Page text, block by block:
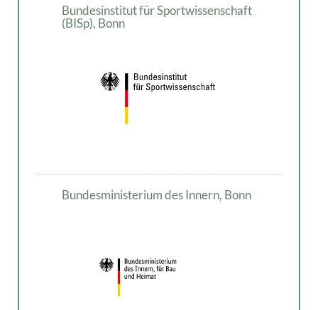
Bundesinstitut für Sportwissenschaft
(BISp), Bonn
Bundesministerium des Innern, Bonn